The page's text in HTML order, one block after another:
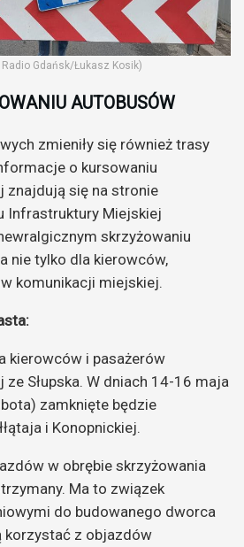
Gdańsk/Łukasz Kosik)
AUTOBUSÓW
zmieniły się również trasy
o kursowaniu
znajdują się na stronie
Infrastruktury Miejskiej
skrzyżowaniu
nie tylko dla kierowców,
komunikacji miejskiej.
kierowców i pasażerów
Słupska. W dniach 14-16 maja
zamknięte będzie
i Konopnickiej.
w obrębie skrzyżowania
Ma to związek
do budowanego dworca
korzystać z objazdów